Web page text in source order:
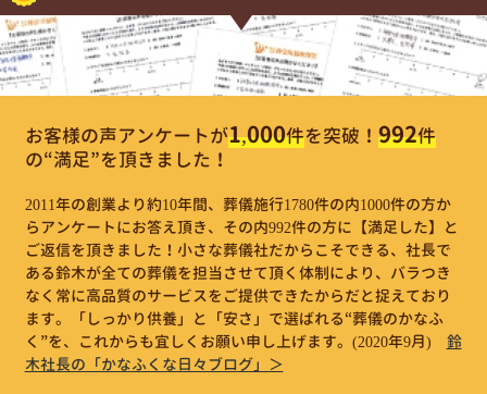
お客様の声アンケートが1,000件を突破！ 992件
の“満足”を頂きました！
2011年の創業より約10年間、葬儀施行1780件の内1000件の方か
らアンケートにお答え頂き、その内992件の方に【満足した】と
ご返信を頂きました！小さな葬儀社だからこそできる、社長で
ある鈴木が全ての葬儀を担当させて頂く体制により、バラつき
なく常に高品質のサービスをご提供できたからだと捉えており
ます。「しっかり供養」と「安さ」で選ばれる“葬儀のかなふ
く”を、これからも宜しくお願い申し上げます。 (2020年9月)
鈴
木社長の「かなふくな日々ブログ」＞